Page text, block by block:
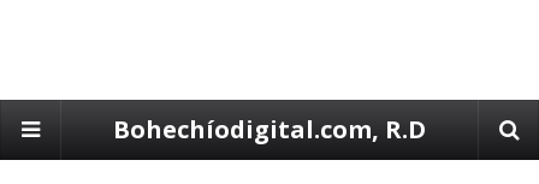
Bohechíodigital.com, R.D